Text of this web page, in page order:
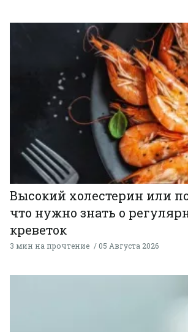
Высокий холестерин или
что нужно знать о
креветок
3 мин на прочтение 05 Августа 2026